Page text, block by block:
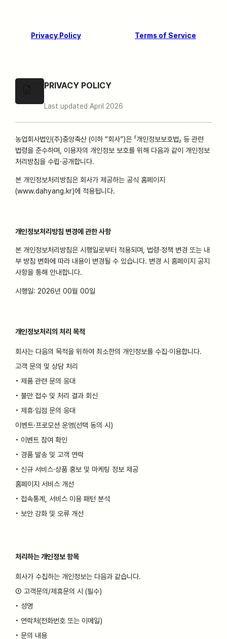
Privacy Policy Terms of Service
PRIVACY POLICY
Last updated April 2026
농업회사법인(주)중앙축산 (이하 “회사”)은 「개인정보보호법」 등 관련
법령을 준수하며, 이용자의 개인정보 보호를 위해 다음과 같이 개인정보
처리방침을 수립·공개합니다.
본 개인정보처리방침은 회사가 제공하는 공식 홈페이지
(www.dahyang.kr)에 적용됩니다.
개인정보처리방침 변경에 관한 사항
본 개인정보처리방침은 시행일로부터 적용되며, 법령·정책 변경 또는 내
부 방침 변화에 따라 내용이 변경될 수 있습니다. 변경 시 홈페이지 공지
사항을 통해 안내합니다.
시행일: 2026년 00월 00일
개인정보처리의 처리 목적
회사는 다음의 목적을 위하여 최소한의 개인정보를 수집·이용합니다.
고객 문의 및 상담 처리
• 제품 관련 문의 응대
• 불만 접수 및 처리 결과 회신
• 제휴·입점 문의 응대
이벤트·프로모션 운영(선택 동의 시)
• 이벤트 참여 확인
• 경품 발송 및 고객 연락
• 신규 서비스·상품 홍보 및 마케팅 정보 제공
홈페이지 서비스 개선
• 접속통계, 서비스 이용 패턴 분석
• 보안 강화 및 오류 개선
처리하는 개인정보 항목
회사가 수집하는 개인정보는 다음과 같습니다.
① 고객문의/제휴문의 시 (필수)
• 성명
• 연락처(전화번호 또는 이메일)
• 문의 내용